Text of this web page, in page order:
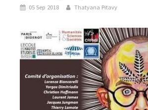
05 Sep 2018 Thatyana Pitavy